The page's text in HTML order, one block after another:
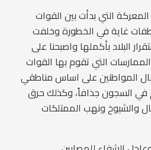
المعركة التي بدأت بين القوات
غاية في الخطورة وخلفت
البلاد بأكملها واصبحنا على
التي تقوم بها القوات
المواطنين على اساس مناطقي
في السجون جذافاً، وكذلك حرق
والشيوخ ونهب الممتلكات